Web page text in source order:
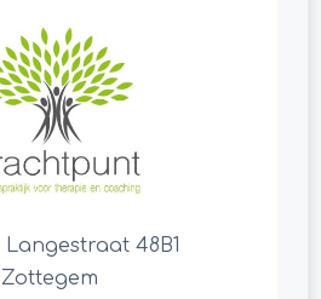
Langestraat 48B1
Zottegem